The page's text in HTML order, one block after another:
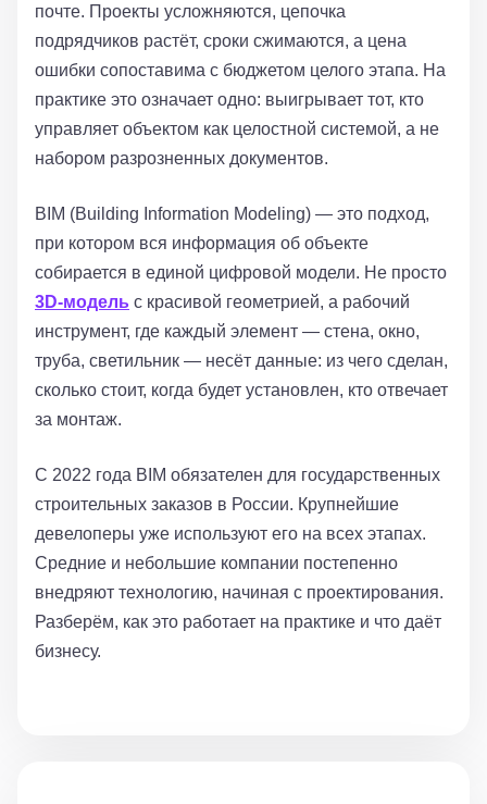
почте. Проекты усложняются, цепочка
подрядчиков растёт, сроки сжимаются, а цена
ошибки сопоставима с бюджетом целого этапа. На
практике это означает одно: выигрывает тот, кто
управляет объектом как целостной системой, а не
набором разрозненных документов.
BIM (Building Information Modeling) — это подход,
при котором вся информация об объекте
собирается в единой цифровой модели. Не просто
3D-модель с красивой геометрией, а рабочий
инструмент, где каждый элемент — стена, окно,
труба, светильник — несёт данные: из чего сделан,
сколько стоит, когда будет установлен, кто отвечает
за монтаж.
С 2022 года BIM обязателен для государственных
строительных заказов в России. Крупнейшие
девелоперы уже используют его на всех этапах.
Средние и небольшие компании постепенно
внедряют технологию, начиная с проектирования.
Разберём, как это работает на практике и что даёт
бизнесу.